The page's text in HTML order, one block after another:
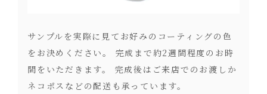
サンプルを実際に見てお好みのコーティングの色
をお決めください。 完成まで約2週間程度のお時
間をいただきます。 完成後はご来店でのお渡しか
ネコポスなどの配送も承っています。